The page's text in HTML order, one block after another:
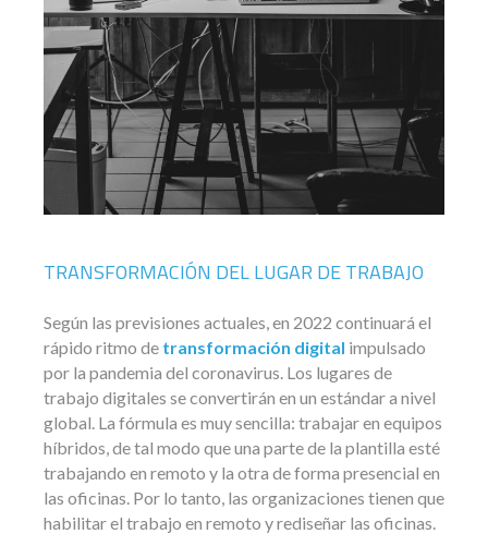
TRANSFORMACIÓN DEL LUGAR DE TRABAJO
Según las previsiones actuales, en 2022 continuará el
rápido ritmo de transformación digital impulsado
por la pandemia del coronavirus. Los lugares de
trabajo digitales se convertirán en un estándar a nivel
global. La fórmula es muy sencilla: trabajar en equipos
híbridos, de tal modo que una parte de la plantilla esté
trabajando en remoto y la otra de forma presencial en
las oficinas. Por lo tanto, las organizaciones tienen que
habilitar el trabajo en remoto y rediseñar las oficinas.